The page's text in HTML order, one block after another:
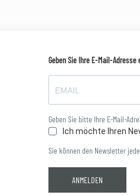
Geben Sie Ihre E-Mail-
Geben Sie bitte Ihre E-Mail-
Ich möchte Ihren
Sie können den Newsletter
ANMELDEN